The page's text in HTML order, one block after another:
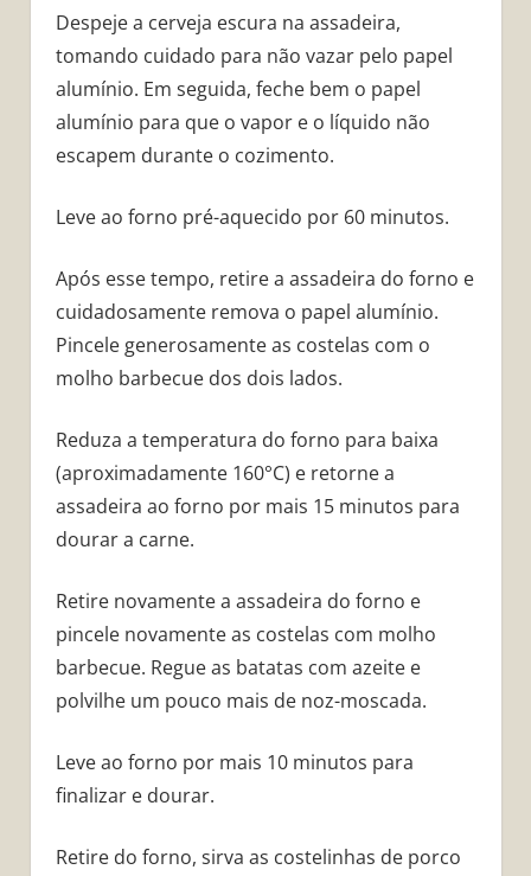
Despeje a cerveja escura na assadeira,
tomando cuidado para não vazar pelo papel
alumínio. Em seguida, feche bem o papel
alumínio para que o vapor e o líquido não
escapem durante o cozimento.
Leve ao forno pré-aquecido por 60 minutos.
Após esse tempo, retire a assadeira do forno e
cuidadosamente remova o papel alumínio.
Pincele generosamente as costelas com o
molho barbecue dos dois lados.
Reduza a temperatura do forno para baixa
(aproximadamente 160°C) e retorne a
assadeira ao forno por mais 15 minutos para
dourar a carne.
Retire novamente a assadeira do forno e
pincele novamente as costelas com molho
barbecue. Regue as batatas com azeite e
polvilhe um pouco mais de noz-moscada.
Leve ao forno por mais 10 minutos para
finalizar e dourar.
Retire do forno, sirva as costelinhas de porco